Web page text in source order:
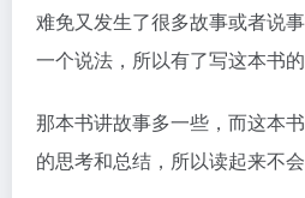
难免又发生了很多故事或者说
一个说法，所以有了写这本书的
那本书讲故事多一些，而这本
的思考和总结，所以读起来不